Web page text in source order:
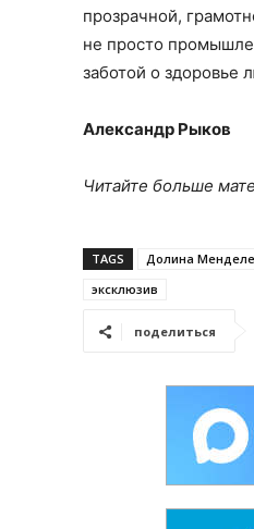
прозрачной,
не просто
заботой о здоровье
Александр Рыков
Читайте больше
TAGS Долина
эксклюзив
поделиться